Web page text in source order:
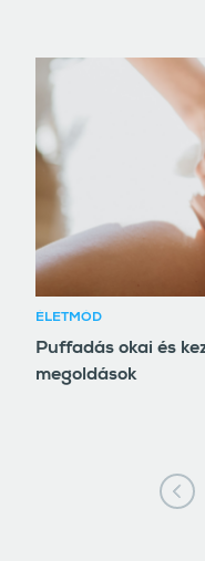
ÉLETMÓD
Puffadás okai és
megoldások